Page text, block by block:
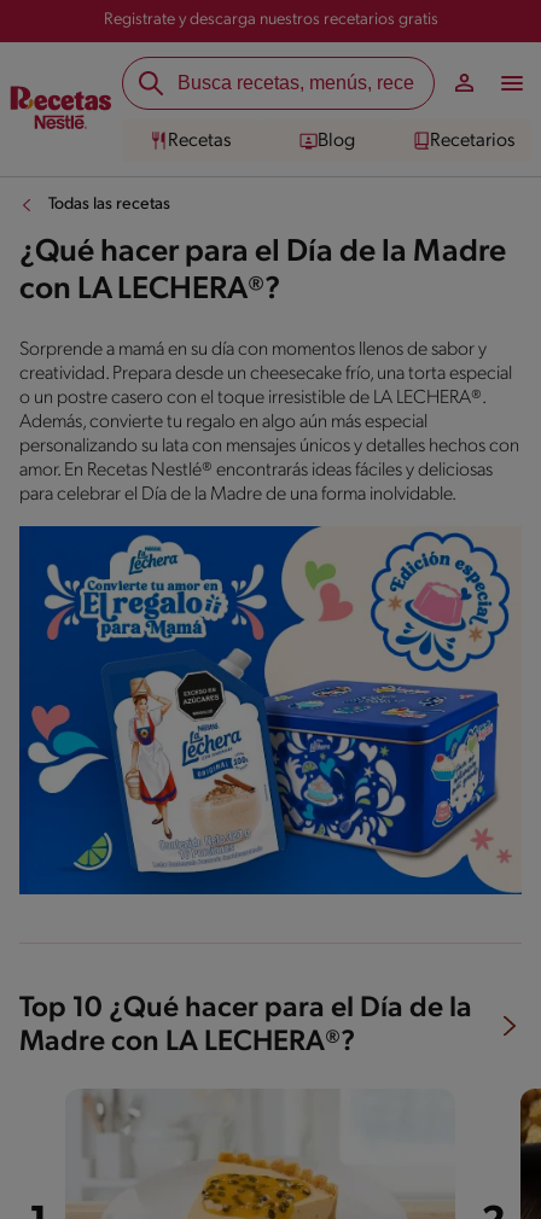
Registrate y descarga nuestros recetarios gratis
Recetas Blog Recetarios
Todas las recetas
¿Qué hacer para el Día de la Madre
con LA LECHERA®?
Sorprende a mamá en su día con momentos llenos de sabor y
creatividad. Prepara desde un cheesecake frío, una torta especial
o un postre casero con el toque irresistible de LA LECHERA®.
Además, convierte tu regalo en algo aún más especial
personalizando su lata con mensajes únicos y detalles hechos con
amor. En Recetas Nestlé® encontrarás ideas fáciles y deliciosas
para celebrar el Día de la Madre de una forma inolvidable.
Top 10 ¿Qué hacer para el Día de la
Madre con LA LECHERA®?